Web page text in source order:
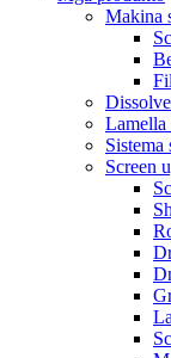
Makina
Sistema
Screen